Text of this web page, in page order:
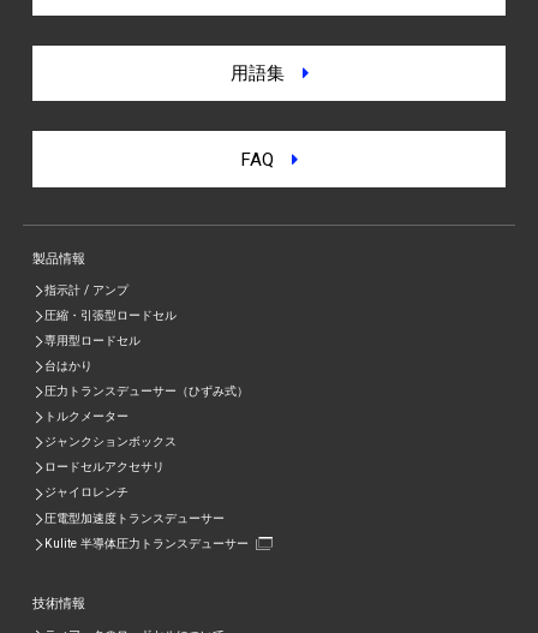
用語集
FAQ
製品情報
指示計 / アンプ
圧縮・引張型ロードセル
専用型ロードセル
台はかり
圧力トランスデューサー（ひずみ式）
トルクメーター
ジャンクションボックス
ロードセルアクセサリ
ジャイロレンチ
圧電型加速度トランスデューサー
Kulite 半導体圧力トランスデューサー
技術情報